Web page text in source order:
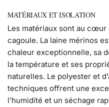
MATÉRIAUX ET ISOLATION
Les matériaux sont au cœur
cagoule. La laine mérinos
chaleur exceptionnelle, sa
la température et ses
naturelles. Le polyester et
techniques offrent une
l’humidité et un séchage